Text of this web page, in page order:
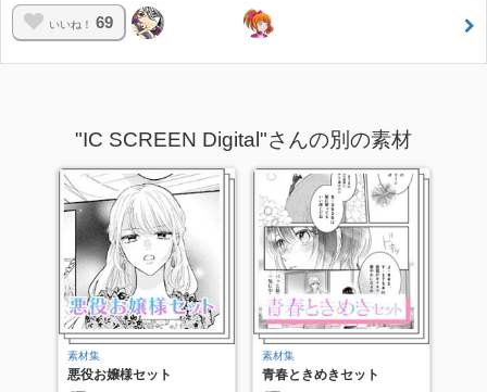
いいね！ 69
"IC SCREEN Digital"さんの別の素材
素材集
悪役お嬢様セット
素材集
青春ときめきセット